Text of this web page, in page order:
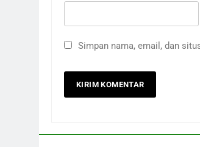
Simpan nama, email, dan